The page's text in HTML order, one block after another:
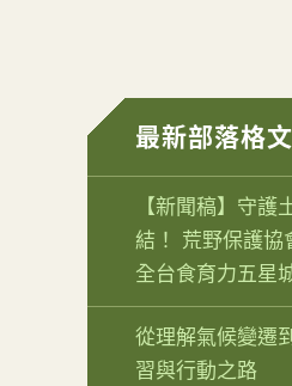
最新部落格
【新聞稿】守護
結！ 荒野保護協
全台食育力五星
從理解氣候變遷
習與行動之路